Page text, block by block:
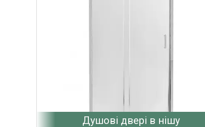
Душові двері в нішу